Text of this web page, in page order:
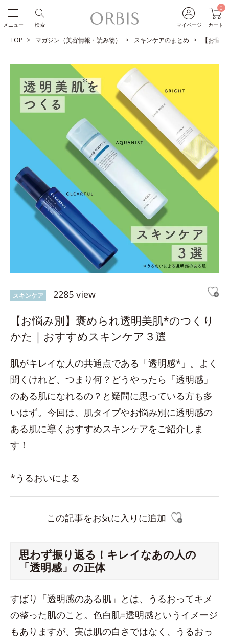
マイページ
0
カート
検索
メニュー
TOP マガジン（美容情報・読み物） スキンケアのまとめ 【お悩
スキンケア 2285 view
【お悩み別】褒められ透明美肌*のつくり
かた｜おすすめスキンケア３選
肌がキレイな人の共通点である「透明感*」。よく
聞くけれど、つまり何？どうやったら「透明感」
のある肌になれるの？と疑問に思っている方も多
いはず。今回は、肌タイプやお悩み別に透明感の
ある肌に導くおすすめスキンケアをご紹介しま
す！
*うるおいによる
この記事をお気に入りに追加
思わず振り返る！キレイなあの人の
「透明感」の正体
すばり「透明感のある肌」とは、うるおってキメ
の整った肌のこと。色白肌=透明感というイメージ
もありますが、実は肌の白さではなく、うるおっ